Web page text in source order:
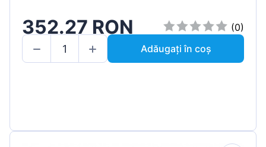
352.27 RON
(0)
Adăugați în coș